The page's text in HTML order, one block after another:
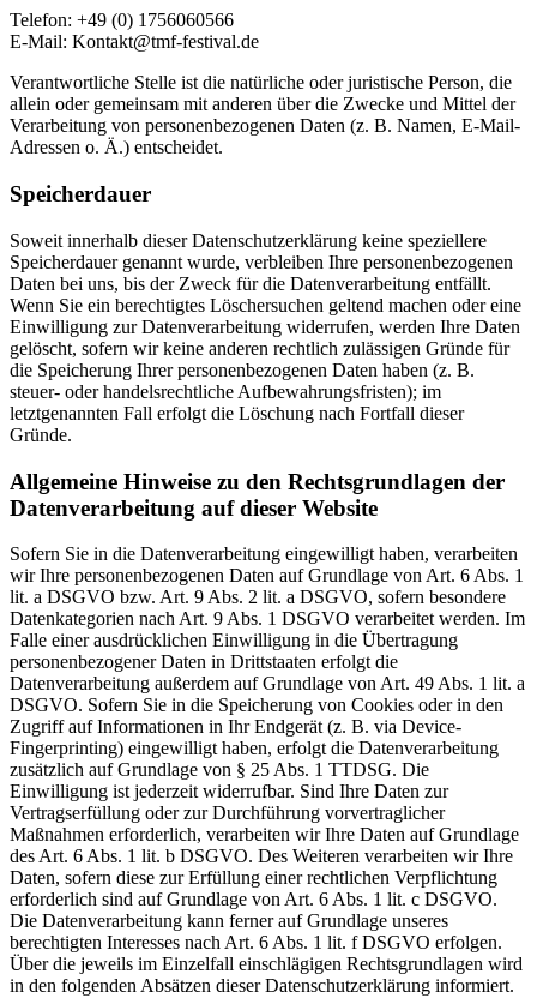
Telefon: +49 (0) 1756060566
E-Mail: Kontakt@tmf-festival.de
Verantwortliche Stelle ist die natürliche oder juristische Person, die
allein oder gemeinsam mit anderen über die Zwecke und Mittel der
Verarbeitung von personenbezogenen Daten (z. B. Namen, E-Mail-
Adressen o. Ä.) entscheidet.
Speicherdauer
Soweit innerhalb dieser Datenschutzerklärung keine speziellere
Speicherdauer genannt wurde, verbleiben Ihre personenbezogenen
Daten bei uns, bis der Zweck für die Datenverarbeitung entfällt.
Wenn Sie ein berechtigtes Löschersuchen geltend machen oder eine
Einwilligung zur Datenverarbeitung widerrufen, werden Ihre Daten
gelöscht, sofern wir keine anderen rechtlich zulässigen Gründe für
die Speicherung Ihrer personenbezogenen Daten haben (z. B.
steuer- oder handelsrechtliche Aufbewahrungsfristen); im
letztgenannten Fall erfolgt die Löschung nach Fortfall dieser
Gründe.
Allgemeine Hinweise zu den Rechtsgrundlagen der
Datenverarbeitung auf dieser Website
Sofern Sie in die Datenverarbeitung eingewilligt haben, verarbeiten
wir Ihre personenbezogenen Daten auf Grundlage von Art. 6 Abs. 1
lit. a DSGVO bzw. Art. 9 Abs. 2 lit. a DSGVO, sofern besondere
Datenkategorien nach Art. 9 Abs. 1 DSGVO verarbeitet werden. Im
Falle einer ausdrücklichen Einwilligung in die Übertragung
personenbezogener Daten in Drittstaaten erfolgt die
Datenverarbeitung außerdem auf Grundlage von Art. 49 Abs. 1 lit. a
DSGVO. Sofern Sie in die Speicherung von Cookies oder in den
Zugriff auf Informationen in Ihr Endgerät (z. B. via Device-
Fingerprinting) eingewilligt haben, erfolgt die Datenverarbeitung
zusätzlich auf Grundlage von § 25 Abs. 1 TTDSG. Die
Einwilligung ist jederzeit widerrufbar. Sind Ihre Daten zur
Vertragserfüllung oder zur Durchführung vorvertraglicher
Maßnahmen erforderlich, verarbeiten wir Ihre Daten auf Grundlage
des Art. 6 Abs. 1 lit. b DSGVO. Des Weiteren verarbeiten wir Ihre
Daten, sofern diese zur Erfüllung einer rechtlichen Verpflichtung
erforderlich sind auf Grundlage von Art. 6 Abs. 1 lit. c DSGVO.
Die Datenverarbeitung kann ferner auf Grundlage unseres
berechtigten Interesses nach Art. 6 Abs. 1 lit. f DSGVO erfolgen.
Über die jeweils im Einzelfall einschlägigen Rechtsgrundlagen wird
in den folgenden Absätzen dieser Datenschutzerklärung informiert.